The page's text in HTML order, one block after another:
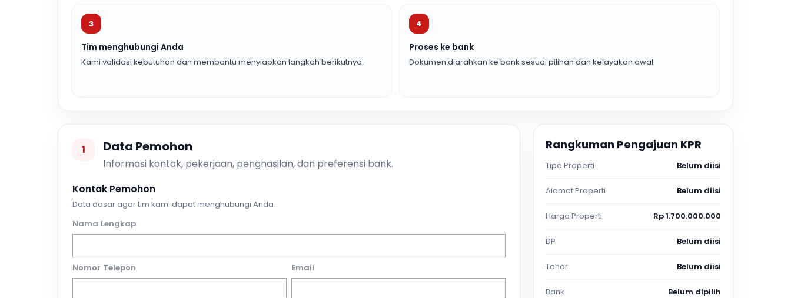
3
Tim menghubungi Anda
Kami validasi kebutuhan dan membantu menyiapkan langkah berikutnya.
4
Proses ke bank
Dokumen diarahkan ke bank sesuai pilihan dan kelayakan awal.
1 Data Pemohon
Informasi kontak, pekerjaan, penghasilan, dan preferensi bank.
Kontak Pemohon
Data dasar agar tim kami dapat menghubungi Anda.
Nama Lengkap
Nomor Telepon Email
Rangkuman Pengajuan KPR
Tipe Properti Belum diisi
Alamat Properti Belum diisi
Harga Properti Rp 1.700.000.000
DP Belum diisi
Tenor Belum diisi
Bank Belum dipilih